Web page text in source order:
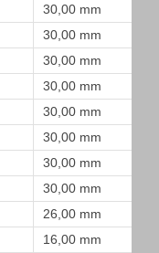
30,00 mm
30,00 mm
30,00 mm
30,00 mm
30,00 mm
30,00 mm
30,00 mm
30,00 mm
26,00 mm
16,00 mm